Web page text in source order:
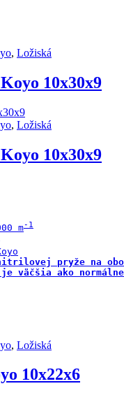
, Ložiská
10x30x9
, Ložiská
10x30x9
m
pryže na
väčšia ako normálne
, Ložiská
10x22x6